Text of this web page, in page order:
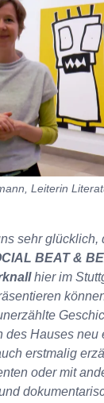
Leiterin
sehr glücklich,
BEAT &
hier im
des Hauses neu
erstmalig
oder mit